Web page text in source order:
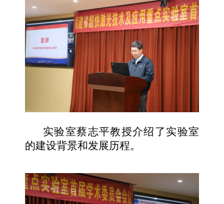
实验室蔡志平教授介绍了实验室
的建设背景和发展历程。